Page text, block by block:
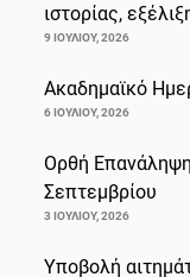
ιστορίας,
9 ΙΟΥΛΊΟΥ, 2026
Ακαδημαϊκό
6 ΙΟΥΛΊΟΥ, 2026
Ορθή
Σεπτεμβρίου
3 ΙΟΥΛΊΟΥ, 2026
Υποβολή